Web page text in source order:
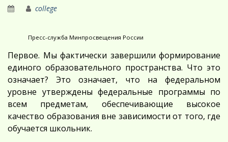
college
Пресс-служба Минпросвещения России
Первое. Мы фактически завершили формирование
единого образовательного пространства. Что это
означает? Это означает, что на федеральном
уровне утверждены федеральные программы по
всем предметам, обеспечивающие высокое
качество образования вне зависимости от того, где
обучается школьник.